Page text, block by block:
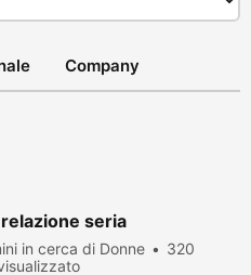
Company
seria
in cerca di Donne
320